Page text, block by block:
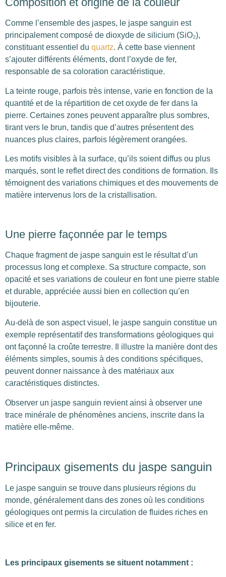
Comme l’ensemble des jaspes, le jaspe sanguin est
principalement composé de dioxyde de silicium (SiO₂),
constituant essentiel du quartz. À cette base viennent
s’ajouter différents éléments, dont l’oxyde de fer,
responsable de sa coloration caractéristique.
La teinte rouge, parfois très intense, varie en fonction de la
quantité et de la répartition de cet oxyde de fer dans la
pierre. Certaines zones peuvent apparaître plus sombres,
tirant vers le brun, tandis que d’autres présentent des
nuances plus claires, parfois légèrement orangées.
Les motifs visibles à la surface, qu’ils soient diffus ou plus
marqués, sont le reflet direct des conditions de formation. Ils
témoignent des variations chimiques et des mouvements de
matière intervenus lors de la cristallisation.
Une pierre façonnée par le temps
Chaque fragment de jaspe sanguin est le résultat d’un
processus long et complexe. Sa structure compacte, son
opacité et ses variations de couleur en font une pierre stable
et durable, appréciée aussi bien en collection qu’en
bijouterie.
Au-delà de son aspect visuel, le jaspe sanguin constitue un
exemple représentatif des transformations géologiques qui
ont façonné la croûte terrestre. Il illustre la manière dont des
éléments simples, soumis à des conditions spécifiques,
peuvent donner naissance à des matériaux aux
caractéristiques distinctes.
Observer un jaspe sanguin revient ainsi à observer une
trace minérale de phénomènes anciens, inscrite dans la
matière elle-même.
Principaux gisements du jaspe sanguin
Le jaspe sanguin se trouve dans plusieurs régions du
monde, généralement dans des zones où les conditions
géologiques ont permis la circulation de fluides riches en
silice et en fer.
Les principaux gisements se situent notamment :